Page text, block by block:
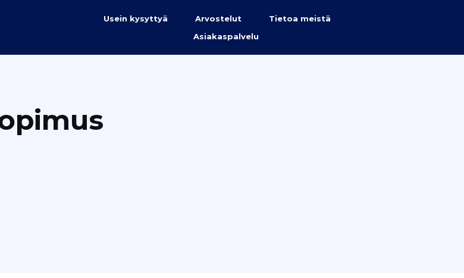
Usein kysyttyä Arvostelut
Tietoa meistä
Asiakaspalvelu